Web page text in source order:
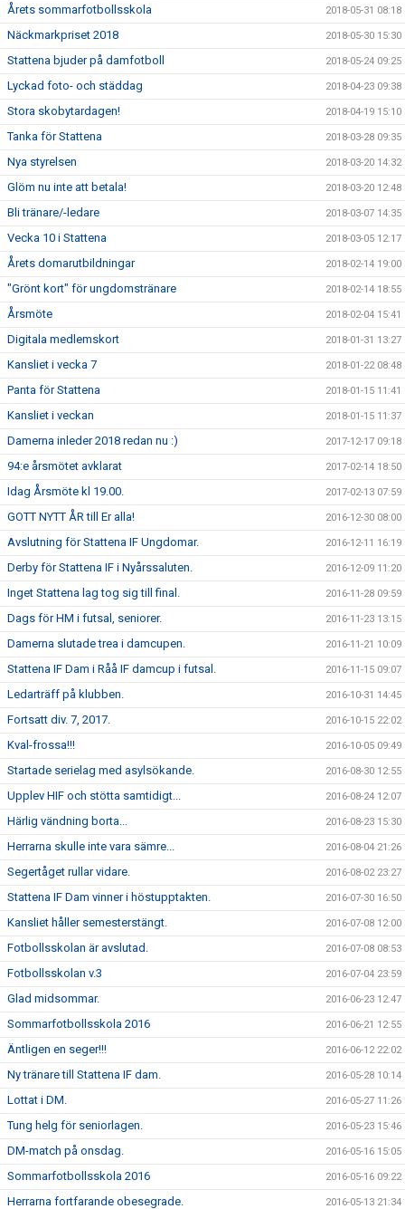
Årets sommarfotbollsskola 2018-05-31 08:18
Näckmarkpriset 2018 2018-05-30 15:30
Stattena bjuder på damfotboll 2018-05-24 09:25
Lyckad foto- och städdag 2018-04-23 09:38
Stora skobytardagen! 2018-04-19 15:10
Tanka för Stattena 2018-03-28 09:35
Nya styrelsen 2018-03-20 14:32
Glöm nu inte att betala! 2018-03-20 12:48
Bli tränare/-ledare 2018-03-07 14:35
Vecka 10 i Stattena 2018-03-05 12:17
Årets domarutbildningar 2018-02-14 19:00
"Grönt kort" för ungdomstränare 2018-02-14 18:55
Årsmöte 2018-02-04 15:41
Digitala medlemskort 2018-01-31 13:27
Kansliet i vecka 7 2018-01-22 08:48
Panta för Stattena 2018-01-15 11:41
Kansliet i veckan 2018-01-15 11:37
Damerna inleder 2018 redan nu :) 2017-12-17 09:18
94:e årsmötet avklarat 2017-02-14 18:50
Idag Årsmöte kl 19.00. 2017-02-13 07:59
GOTT NYTT ÅR till Er alla! 2016-12-30 08:00
Avslutning för Stattena IF Ungdomar. 2016-12-11 16:19
Derby för Stattena IF i Nyårssaluten. 2016-12-09 11:20
Inget Stattena lag tog sig till final. 2016-11-28 09:59
Dags för HM i futsal, seniorer. 2016-11-23 13:15
Damerna slutade trea i damcupen. 2016-11-21 10:09
Stattena IF Dam i Råå IF damcup i futsal. 2016-11-15 09:07
Ledarträff på klubben. 2016-10-31 14:45
Fortsatt div. 7, 2017. 2016-10-15 22:02
Kval-frossa!!! 2016-10-05 09:49
Startade serielag med asylsökande. 2016-08-30 12:55
Upplev HIF och stötta samtidigt... 2016-08-24 12:07
Härlig vändning borta... 2016-08-23 15:30
Herrarna skulle inte vara sämre... 2016-08-04 21:26
Segertåget rullar vidare. 2016-08-02 23:27
Stattena IF Dam vinner i höstupptakten. 2016-07-30 16:50
Kansliet håller semesterstängt. 2016-07-08 12:00
Fotbollsskolan är avslutad. 2016-07-08 08:53
Fotbollsskolan v.3 2016-07-04 23:59
Glad midsommar. 2016-06-23 12:47
Sommarfotbollsskola 2016 2016-06-21 12:55
Äntligen en seger!!! 2016-06-12 22:02
Ny tränare till Stattena IF dam. 2016-05-28 10:14
Lottat i DM. 2016-05-27 11:26
Tung helg för seniorlagen. 2016-05-23 15:46
DM-match på onsdag. 2016-05-16 15:05
Sommarfotbollsskola 2016 2016-05-16 09:22
Herrarna fortfarande obesegrade. 2016-05-13 21:34